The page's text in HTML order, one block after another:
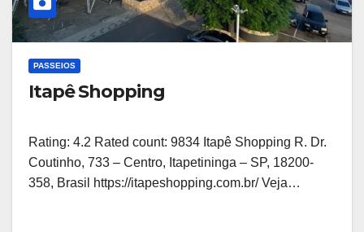
PASSEIOS
Itapê Shopping
Rating: 4.2 Rated count: 9834 Itapê Shopping R. Dr.
Coutinho, 733 – Centro, Itapetininga – SP, 18200-
358, Brasil https://itapeshopping.com.br/ Veja…